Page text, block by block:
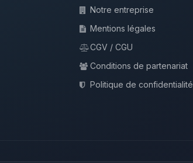
Notre entreprise
Mentions légales
CGV / CGU
Conditions de partenariat
Politique de confidentialité